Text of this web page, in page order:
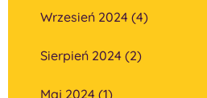
Wrzesień 2024 (4)
Sierpień 2024 (2)
Maj 2024 (1)